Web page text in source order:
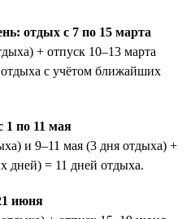
отдых с 7 по 15 марта
+ отпуск 10–13 марта
с учётом ближайших
1 по 11 мая
и 9–11 мая (3 дня отдыха) +
дней) = 11 дней отдыха.
июня